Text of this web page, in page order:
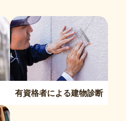
有資格者による建物診断